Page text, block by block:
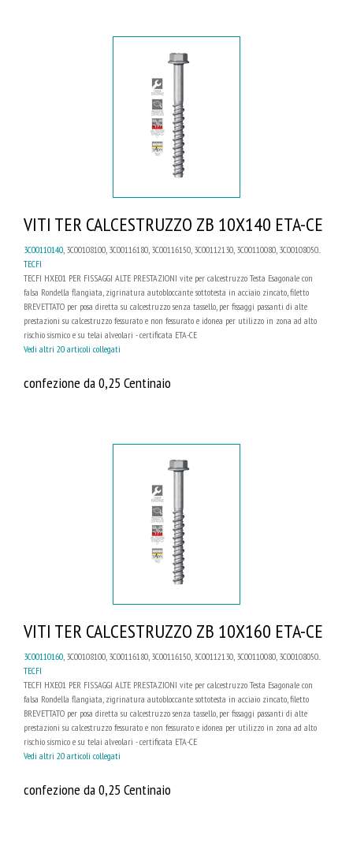
VITI TER CALCESTRUZZO ZB 10X140 ETA-CE
3C00110140 , 3C00108100, 3C00116180, 3C00116150, 3C00112130, 3C00110080, 3C00108050...
TECFI
TECFI HXE01 PER FISSAGGI ALTE PRESTAZIONI vite per calcestruzzo Testa Esagonale con
falsa Rondella flangiata, zigrinatura autobloccante sottotesta in acciaio zincato, filetto
BREVETTATO per posa diretta su calcestruzzo senza tassello, per fissaggi passanti di alte
prestazioni su calcestruzzo fessurato e non fessurato e idonea per utilizzo in zona ad alto
rischio sismico e su telai alveolari - certificata ETA-CE
Vedi altri 20 articoli collegati
confezione da 0,25 Centinaio
VITI TER CALCESTRUZZO ZB 10X160 ETA-CE
3C00110160, 3C00108100, 3C00116180, 3C00116150, 3C00112130, 3C00110080, 3C00108050...
TECFI
TECFI HXE01 PER FISSAGGI ALTE PRESTAZIONI vite per calcestruzzo Testa Esagonale con
falsa Rondella flangiata, zigrinatura autobloccante sottotesta in acciaio zincato, filetto
BREVETTATO per posa diretta su calcestruzzo senza tassello, per fissaggi passanti di alte
prestazioni su calcestruzzo fessurato e non fessurato e idonea per utilizzo in zona ad alto
rischio sismico e su telai alveolari - certificata ETA-CE
Vedi altri 20 articoli collegati
confezione da 0,25 Centinaio